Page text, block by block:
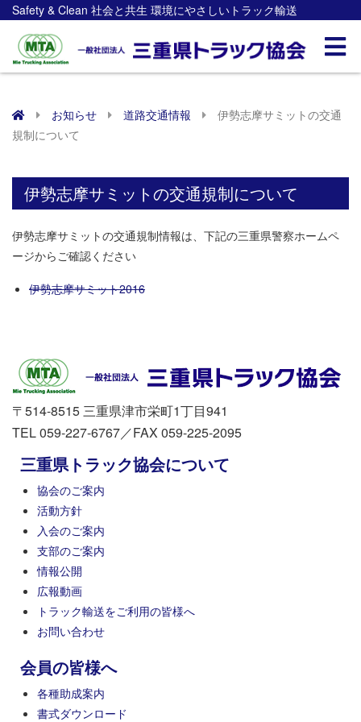
Safety & Clean 社会と共生 環境にやさしいトラック輸送
お知らせ 道路交通情報
伊勢志摩サミットの交通
規制について
伊勢志摩サミットの交通規制について
伊勢志摩サミットの交通規制情報は、下記の三重県警察ホームペ
ージからご確認ください
伊勢志摩サミット2016
〒514-8515 三重県津市栄町1丁目941
TEL 059-227-6767／FAX 059-225-2095
三重県トラック協会について
協会のご案内
活動方針
入会のご案内
支部のご案内
情報公開
広報動画
トラック輸送をご利用の皆様へ
お問い合わせ
会員の皆様へ
各種助成案内
書式ダウンロード